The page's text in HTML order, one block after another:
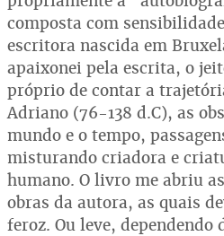
composta com
escritora nascida em
apaixonei pela escrita, o
próprio de contar a
Adriano (76-138 d.C), as
mundo e o tempo,
misturando criadora e
humano. O livro me abriu
obras da autora, as quais
feroz. Ou leve, dependendo